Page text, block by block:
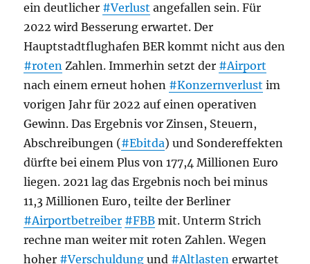
ein deutlicher #Verlust angefallen sein. Für
2022 wird Besserung erwartet. Der
Hauptstadtflughafen BER kommt nicht aus den
#roten Zahlen. Immerhin setzt der #Airport
nach einem erneut hohen #Konzernverlust im
vorigen Jahr für 2022 auf einen operativen
Gewinn. Das Ergebnis vor Zinsen, Steuern,
Abschreibungen (#Ebitda) und Sondereffekten
dürfte bei einem Plus von 177,4 Millionen Euro
liegen. 2021 lag das Ergebnis noch bei minus
11,3 Millionen Euro, teilte der Berliner
#Airportbetreiber #FBB mit. Unterm Strich
rechne man weiter mit roten Zahlen. Wegen
hoher #Verschuldung und #Altlasten erwartet